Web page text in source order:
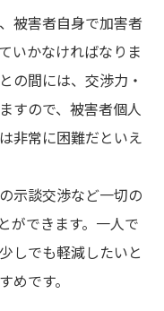
被害者自身で加害者
いかなければなりま
の間には、交渉力・
すので、被害者個人
非常に困難だといえ
示談交渉など一切の
ができます。一人で
しでも軽減したいと
めです。